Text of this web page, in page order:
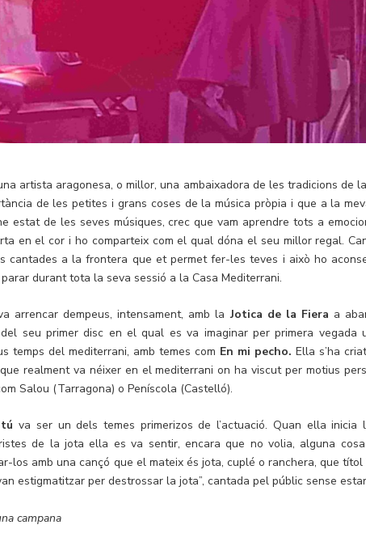
artista aragonesa, o millor, una ambaixadora de les tradicions de
de les petites i grans coses de la música pròpia i que a la
estat de les seves músiques, crec que vam aprendre tots a
en el cor i ho comparteix com el qual dóna el seu millor regal.
cantades a la frontera que et permet fer-les teves i això ho
durant tota la seva sessió a la Casa Mediterrani.
arrencar dempeus, intensament, amb laJotica de la Fiera a
seu primer disc en el qual es va imaginar per primera
temps del mediterrani, amb temes com En mi pecho. Ella s’ha
realment va néixer en el mediterrani on ha viscut per motius
Salou (Tarragona) o Peníscola (Castelló).
va ser un dels temes primerizos de l’actuació. Quan ella
de la jota ella es va sentir, encara que no volia, alguna
los amb una cançó que el mateix és jota, cuplé o ranchera, que títol
estigmatitzar per destrossar la jota”, cantada pel públic sense estar
campana